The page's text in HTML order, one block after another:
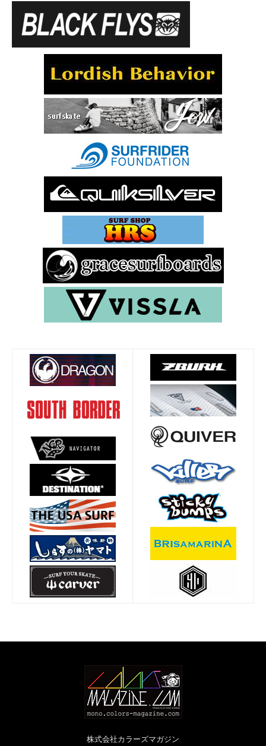
株式会社カラーズマガジン